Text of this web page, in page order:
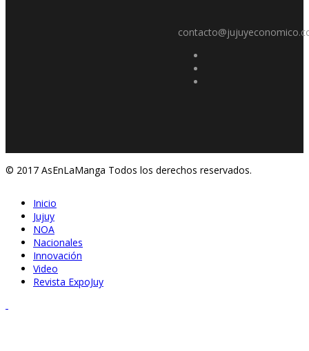
© 2017 AsEnLaManga Todos los derechos reservados.
Inicio
Jujuy
NOA
Nacionales
Innovación
Video
Revista ExpoJuy